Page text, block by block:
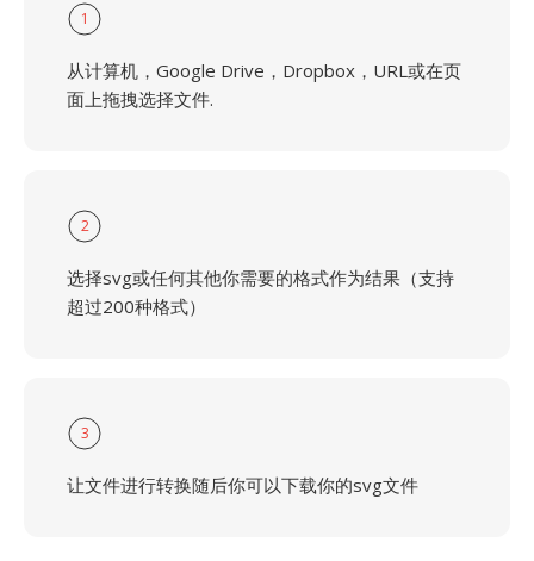
1
从计算机，Google Drive，Dropbox，URL或在页
面上拖拽选择文件.
2
选择svg或任何其他你需要的格式作为结果（支持
超过200种格式）
3
让文件进行转换随后你可以下载你的svg文件